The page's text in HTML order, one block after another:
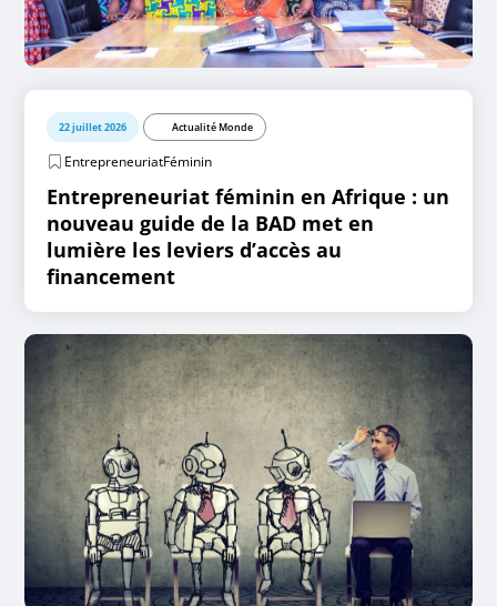
22 juillet 2026 Actualité Monde
EntrepreneuriatFéminin
Entrepreneuriat féminin en Afrique : un
nouveau guide de la BAD met en
lumière les leviers d’accès au
financement